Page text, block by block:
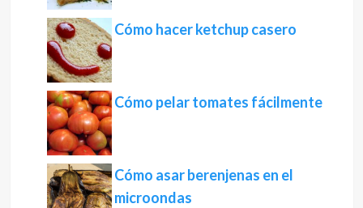
Cómo hacer ketchup casero
Cómo pelar tomates fácilmente
Cómo asar berenjenas en el
microondas